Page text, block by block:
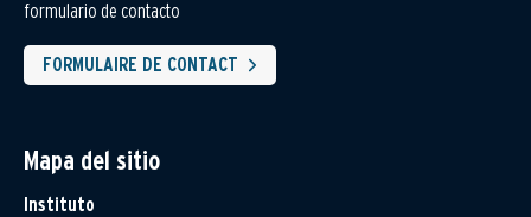
formulario de contacto
FORMULAIRE DE CONTACT
Mapa del sitio
Instituto